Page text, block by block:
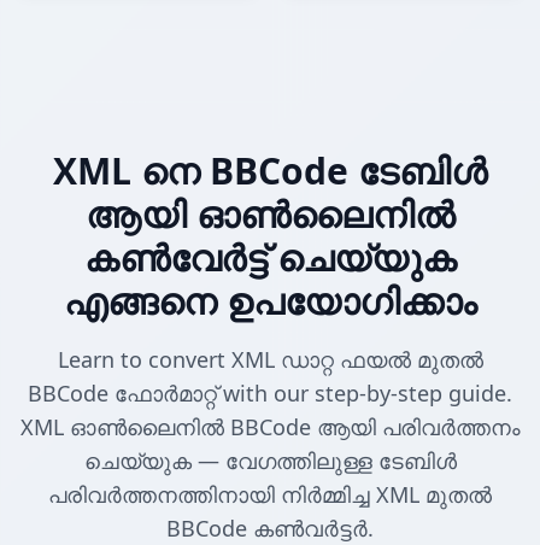
XML നെ BBCode ടേബിൾ
ആയി ഓൺലൈനിൽ
കൺവേർട്ട് ചെയ്യുക
എങ്ങനെ ഉപയോഗിക്കാം
Learn to convert XML ഡാറ്റ ഫയൽ മുതൽ
BBCode ഫോർമാറ്റ് with our step-by-step guide.
XML ഓൺലൈനിൽ BBCode ആയി പരിവർത്തനം
ചെയ്യുക — വേഗത്തിലുള്ള ടേബിൾ
പരിവർത്തനത്തിനായി നിർമ്മിച്ച XML മുതൽ
BBCode കൺവർട്ടർ.